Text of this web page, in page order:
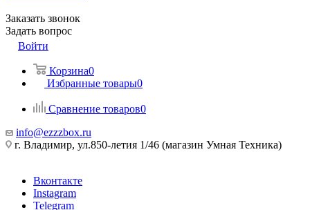
Заказать звонок
Задать вопрос
Войти
Корзина0
Избранные товары0
Сравнение товаров0
info@ezzzbox.ru
г. Владимир, ул.850-летия 1/46 (магазин Умная Техника)
Вконтакте
Instagram
Telegram